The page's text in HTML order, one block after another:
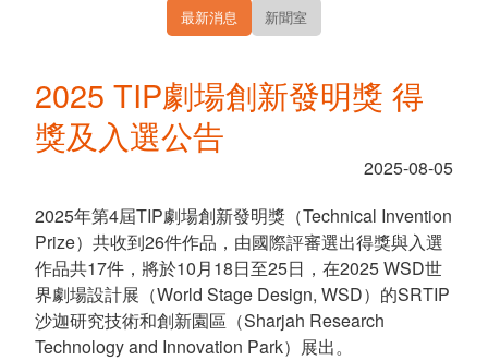
最新消息 新聞室
2025 TIP劇場創新發明獎 得
獎及入選公告
2025-08-05
2025年第4屆TIP劇場創新發明獎（Technical Invention
Prize）共收到26件作品，由國際評審選出得獎與入選
作品共17件，將於10月18日至25日，在2025 WSD世
界劇場設計展（World Stage Design, WSD）的SRTIP
沙迦研究技術和創新園區（Sharjah Research
Technology and Innovation Park）展出。